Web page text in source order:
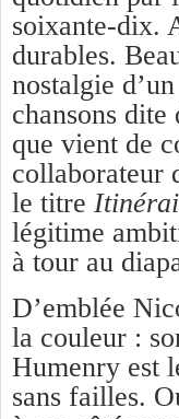
soixante-dix.
durables.
nostalgie
chansons
que vient de
collaborateur
le titre
légitime
à tour au
D’emblée
la couleur :
Humenry est
sans failles.